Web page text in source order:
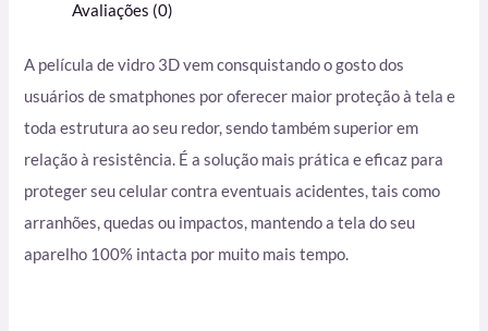
Avaliações (0)
A película de vidro 3D vem consquistando o gosto dos
usuários de smatphones por oferecer maior proteção à tela e
toda estrutura ao seu redor, sendo também superior em
relação à resistência. É a solução mais prática e eficaz para
proteger seu celular contra eventuais acidentes, tais como
arranhões, quedas ou impactos, mantendo a tela do seu
aparelho 100% intacta por muito mais tempo.